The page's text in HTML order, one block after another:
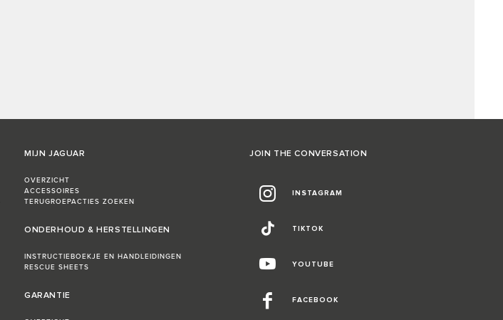
MIJN JAGUAR
OVERZICHT
ACCESSOIRES
TERUGROEPACTIES ZOEKEN
ONDERHOUD & HERSTELLINGEN
INSTRUCTIEBOEKJE EN HANDLEIDINGEN
RESCUE SHEETS
GARANTIE
JOIN THE CONVERSATION
INSTAGRAM
TIKTOK
YOUTUBE
FACEBOOK